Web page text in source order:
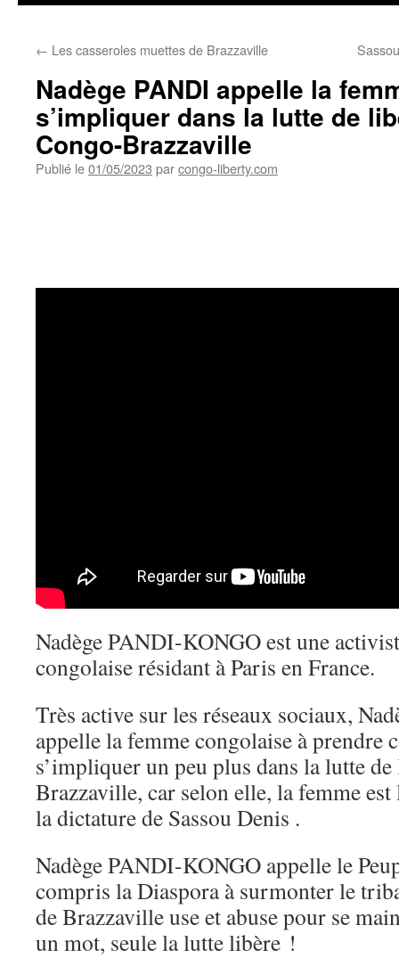
← Les casseroles muettes de Brazzaville
Nadège PANDI appelle la
s’impliquer dans la lutte de
Congo-Brazzaville
Publié le01/05/2023 parcongo-liberty.com
Nadège PANDI-KONGO est une
congolaise résidant à Paris en France.
Très active sur les réseaux sociaux,
appelle la femme congolaise à prendre
s’impliquer un peu plus dans la lutte
Brazzaville, car selon elle, la femme
la dictature de Sassou Denis .
Nadège PANDI-KONGO appelle le
compris la Diaspora à surmonter le
de Brazzaville use et abuse pour se
un mot, seule la lutte libère !